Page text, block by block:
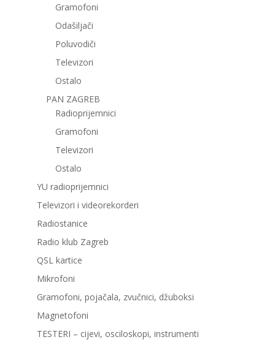
Gramofoni
Odašiljači
Poluvodiči
Televizori
Ostalo
PAN ZAGREB
Radioprijemnici
Gramofoni
Televizori
Ostalo
YU radioprijemnici
Televizori i videorekorderi
Radiostanice
Radio klub Zagreb
QSL kartice
Mikrofoni
Gramofoni, pojačala, zvučnici, džuboksi
Magnetofoni
TESTERI – cijevi, osciloskopi, instrumenti